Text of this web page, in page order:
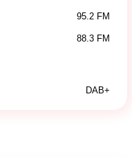
95.2 FM
88.3 FM
DAB+